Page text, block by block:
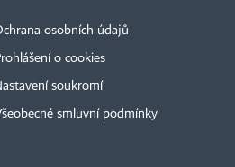
osobních údajů
o cookies
soukromí
smluvní podmínky